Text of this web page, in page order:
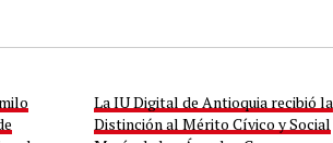
La IU Digital de Antioquia recibió la
Distinción al Mérito Cívico y Social